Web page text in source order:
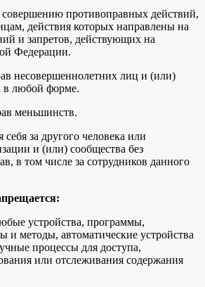
противоправных действий,
действия которых направлены на
и запретов, действующих на
Федерации.
несовершеннолетних лиц и (или)
в любой форме.
меньшинств.
себя за другого человека или
и (или) сообщества без
в том числе за сотрудников данного
устройства, программы,
и методы, автоматические устройства
процессы для доступа,
или отслеживания содержания